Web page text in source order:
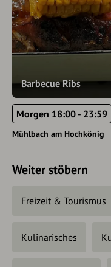
Barbecue Ribs
Morgen 18:00 - 23:59
Mühlbach am Hochkönig
Weiter stöbern
Freizeit & Tourismus
Kulinarisches